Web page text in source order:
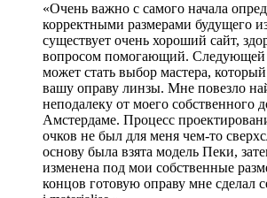
«Очень важно с самого начала
корректными размерами будущего
существует очень хороший сайт,
вопросом помогающий. Следующей
может стать выбор мастера,
вашу оправу линзы. Мне повезло
неподалеку от моего собственного
Амстердаме. Процесс
очков не был для меня чем-то
основу была взята модель Пеки,
изменена под мои собственные
концов готовую оправу мне сделал